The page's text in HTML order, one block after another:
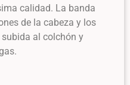
calidad. La banda
de la cabeza y los
al colchón y